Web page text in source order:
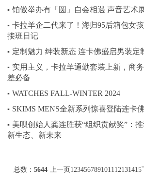
▪ 铂傲举办有「圆」自会相遇 声音艺术
▪ 卡拉羊企二代来了！海归95后箱包女
接班日记
▪ 定制魅力 绅装新态 连卡佛盛启男装定
▪ 实用主义，卡拉羊通勤套装上新，商
差必备
▪ WATCHES FALL-WINTER 2024
▪ SKIMS MENS全新系列惊喜登陆连卡佛
▪ 美呗创始人龚连胜获“组织贡献奖”：
新生态、新未来
总数： 5644 上一页123456789101112131415